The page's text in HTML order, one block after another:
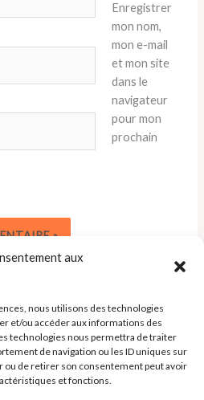
aux
nous utilisons des technologies
et/ou accéder aux informations des
technologies nous permettra de traiter
de navigation ou les ID uniques sur
ou de retirer son consentement peut avoir
et fonctions.
Enregistrer
mon nom,
mon e-mail
et mon site
dans le
navigateur
pour mon
prochain